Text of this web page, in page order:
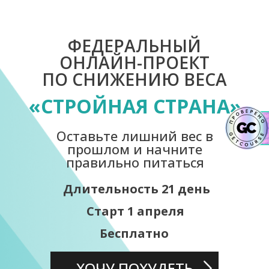
Бесплатно
Старт 1 апреля
Длительность 21 день
Оставьте лишний вес в
прошлом и начните
правильно питаться
«СТРОЙНАЯ СТРАНА»
ФЕДЕРАЛЬНЫЙ
ОНЛАЙН-ПРОЕКТ
ПО СНИЖЕНИЮ ВЕСА